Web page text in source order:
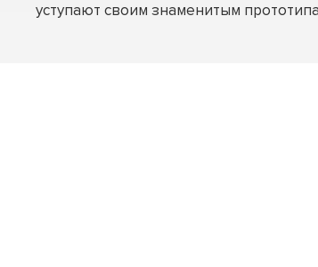
уступают своим знаменитым